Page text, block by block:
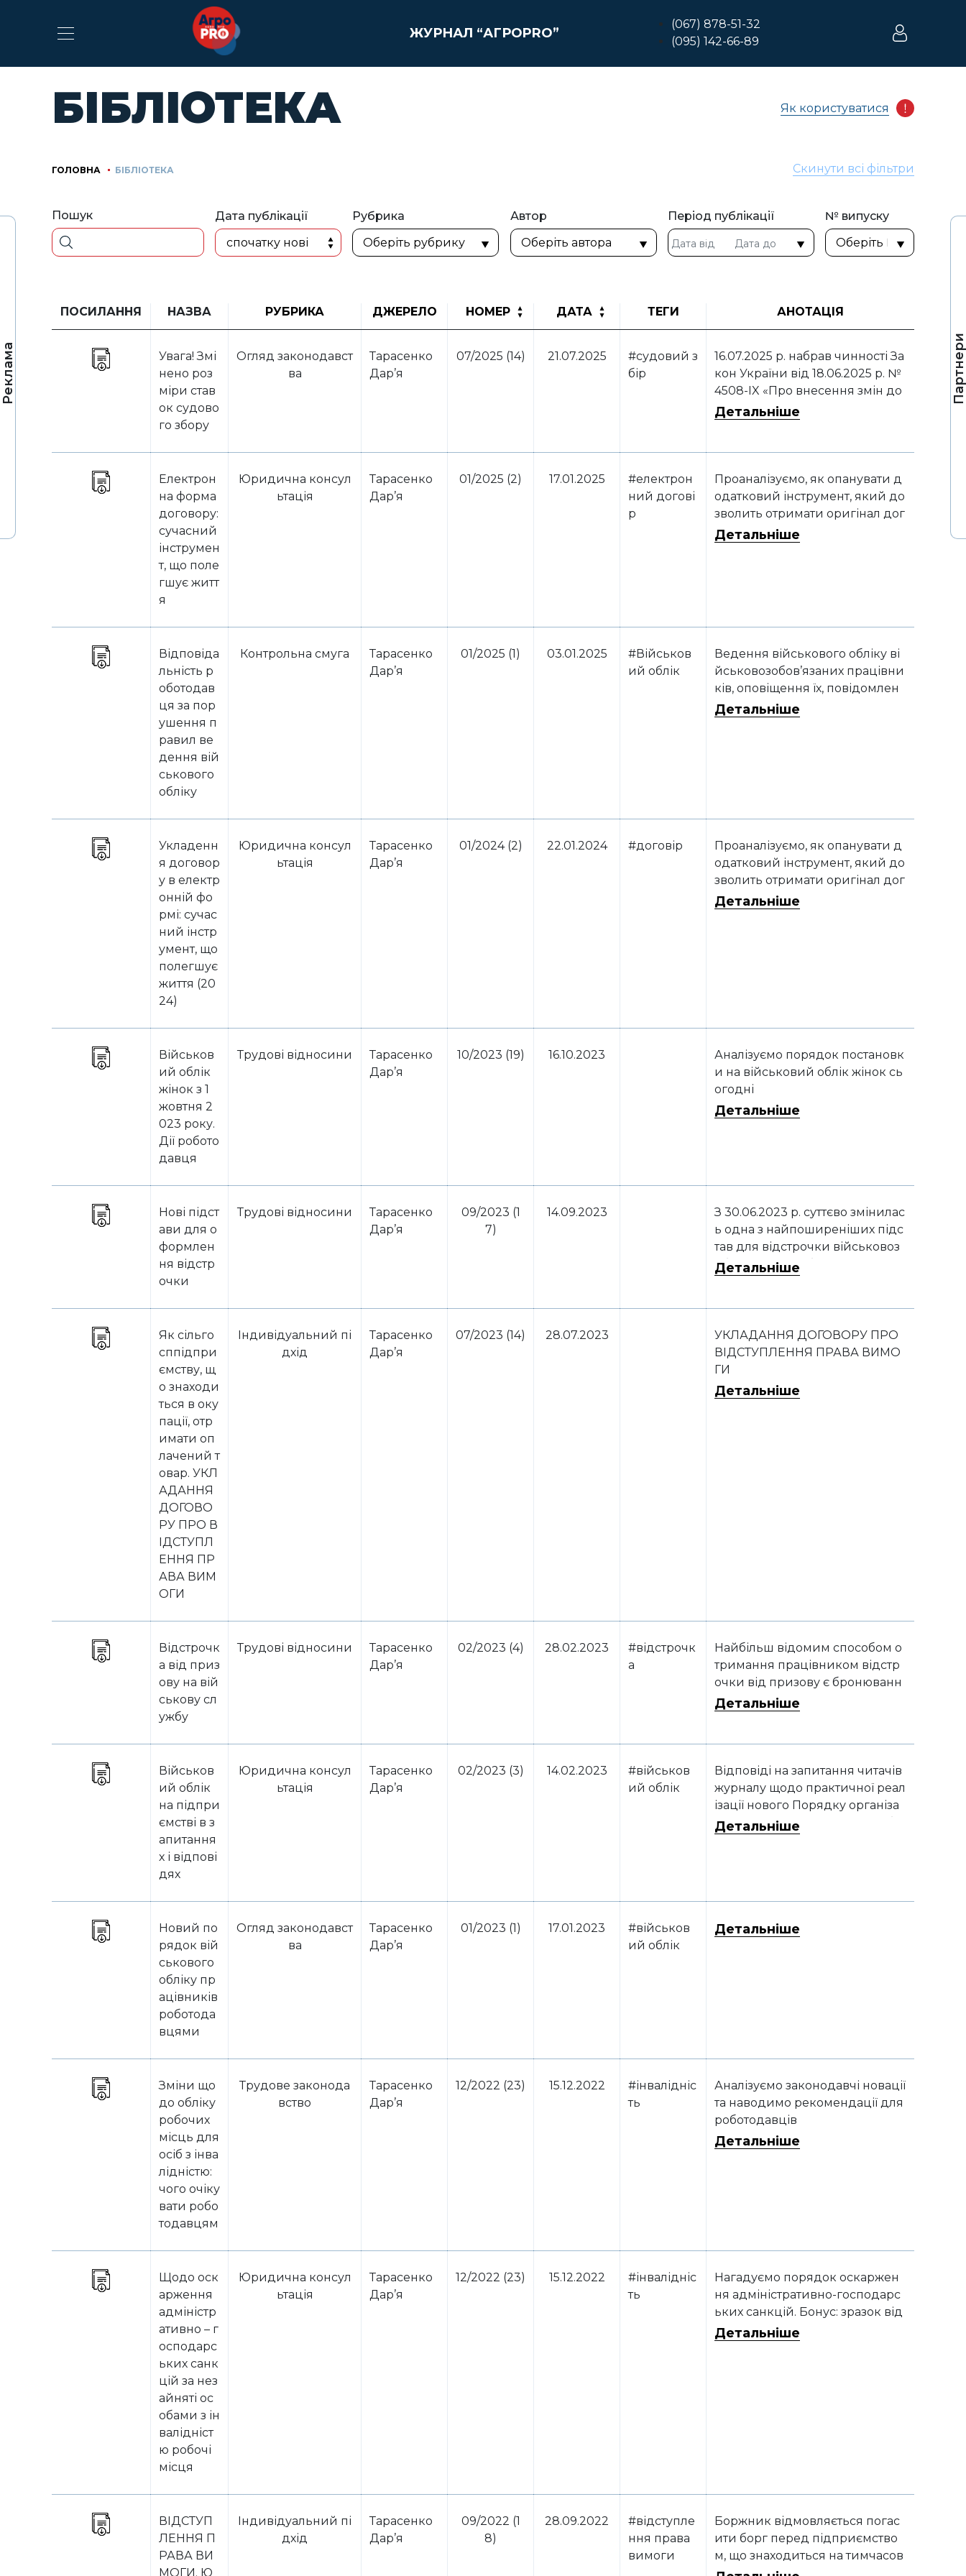
Реклама Партнери
ЖУРНАЛ “АГРОPRO”
(067) 878-51-32
(095) 142-66-89
БІБЛІОТЕКА
ГОЛОВНА БІБЛІОТЕКА
Як користуватися
Пошук
Дата публікації
спочатку нові
Рубрика Автор Період публікації № випуску
Скинути всі фільтри
ПОСИЛАННЯ НАЗВА РУБРИКА ДЖЕРЕЛО НОМЕР ДАТА ТЕГИ АНОТАЦІЯ
Увага! Змі
нено роз
міри став
ок судово
го збору
Огляд законодавст
ва
Тарасенко
Дар’я
07/2025 (14) 21.07.2025
#судовий з
бір
16.07.2025 р. набрав чинності За
кон України від 18.06.2025 р. №
4508-IX «Про внесення змін до
деяких законодавчих актів Укр
Детальніше
Електрон
на форма
договору:
сучасний
інструмен
т, що поле
гшує житт
я
Юридична консул
ьтація
Тарасенко
Дар’я
01/2025 (2) 17.01.2025
#електрон
ний догові
р
Проаналізуємо, як опанувати д
одатковий інструмент, який до
зволить отримати оригінал дог
овору в момент його підписан
Детальніше
Відповіда
льність р
оботодав
ця за пор
ушення п
равил ве
дення вій
ськового
обліку
Контрольна смуга
Тарасенко
Дар’я
01/2025 (1) 03.01.2025
#Військов
ий облік
Ведення військового обліку ві
йськовозобов’язаних працівни
ків, оповіщення їх, повідомлен
ня про прийняття чи звільненн
и може мати для роботодавця
порушення цих вимог.
Детальніше
Укладенн
я договор
у в електр
онній фо
рмі: сучас
ний інстр
умент, що
полегшує
життя (20
24)
Юридична консул
ьтація
Тарасенко
Дар’я
01/2024 (2) 22.01.2024 #договір
Проаналізуємо, як опанувати д
одатковий інструмент, який до
зволить отримати оригінал дог
овору в момент його підписан
Детальніше
Військов
ий облік
жінок з 1
жовтня 2
023 року.
Дії робото
давця
Трудові відносини
Тарасенко
Дар’я
10/2023 (19) 16.10.2023
Аналізуємо порядок постановк
и на військовий облік жінок сь
огодні
Детальніше
Нові підст
ави для о
формлен
ня відстр
очки
Трудові відносини
Тарасенко
Дар’я
09/2023 (1
7)
14.09.2023
З 30.06.2023 р. суттєво змінилас
ь одна з найпоширеніших підс
тав для відстрочки військовоз
обов’язаної особи від призову
Детальніше
Як сільго
сппідпри
ємству, щ
о знаходи
ться в оку
пації, отр
имати оп
лачений т
овар. УКЛ
АДАННЯ
ДОГОВО
РУ ПРО В
ІДСТУПЛ
ЕННЯ ПР
АВА ВИМ
ОГИ
Індивідуальний пі
дхід
Тарасенко
Дар’я
07/2023 (14) 28.07.2023
УКЛАДАННЯ ДОГОВОРУ ПРО
ВІДСТУПЛЕННЯ ПРАВА ВИМО
ГИ
Детальніше
Відстрочк
а від приз
ову на вій
ськову сл
ужбу
Трудові відносини
Тарасенко
Дар’я
02/2023 (4) 28.02.2023
#відстрочк
а
Найбільш відомим способом о
тримання працівником відстр
очки від призову є бронюванн
я. Проте не всі сільгосппідприє
ожуть призвати на військову с
лужбу… Бонус: зразок заяви на
відстрочку
Детальніше
Військов
ий облік
на підпри
ємстві в з
апитання
х і відпові
дях
Юридична консул
ьтація
Тарасенко
Дар’я
02/2023 (3) 14.02.2023
#військов
ий облік
Відповіді на запитання читачів
журналу щодо практичної реал
ізації нового Порядку організа
ції та ведення військового облі
Детальніше
Новий по
рядок вій
ськового
обліку пр
ацівників
роботода
вцями
Огляд законодавст
ва
Тарасенко
Дар’я
01/2023 (1) 17.01.2023
#військов
ий облік
Детальніше
Зміни що
до обліку
робочих
місць для
осіб з інва
лідністю:
чого очіку
вати робо
тодавцям
Трудове законода
вство
Тарасенко
Дар’я
12/2022 (23) 15.12.2022
#інвалідніс
ть
Аналізуємо законодавчі новації
та наводимо рекомендації для
роботодавців
Детальніше
Щодо оск
арження
адміністр
ативно – г
осподарс
ьких санк
цій за нез
айняті ос
обами з ін
валідніст
ю робочі
місця
Юридична консул
ьтація
Тарасенко
Дар’я
12/2022 (23) 15.12.2022
#інвалідніс
ть
Нагадуємо порядок оскаржен
ня адміністративно-господарс
ьких санкцій. Бонус: зразок від
зиву на позовну заяву Фонду с
Детальніше
ВІДСТУП
ЛЕННЯ П
РАВА ВИ
МОГИ. Ю
Індивідуальний пі
дхід
Тарасенко
Дар’я
09/2022 (1
8)
28.09.2022
#відступле
ння права
вимоги
Боржник відмовляється погас
ити борг перед підприємство
м, що знаходиться на тимчасов
о окупованій території, посила